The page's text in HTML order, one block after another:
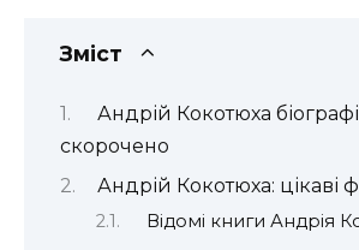
Зміст
Андрій Кокотюха
скорочено
Андрій Кокотюха: цікаві
Відомі книги Андрія